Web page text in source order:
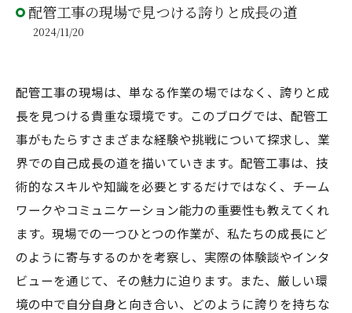
配管工事の現場で見つける誇りと成長の道
2024/11/20
配管工事の現場は、単なる作業の場ではなく、誇りと成
長を見つける貴重な環境です。このブログでは、配管工
事がもたらすさまざまな経験や挑戦について探求し、業
界での自己成長の道を描いていきます。配管工事は、技
術的なスキルや知識を必要とするだけではなく、チーム
ワークやコミュニケーション能力の重要性も教えてくれ
ます。現場での一つひとつの作業が、私たちの成長にど
のように寄与するのかを考察し、実際の体験談やインタ
ビューを通じて、その魅力に迫ります。また、厳しい環
境の中で自分自身と向き合い、どのように誇りを持ちな